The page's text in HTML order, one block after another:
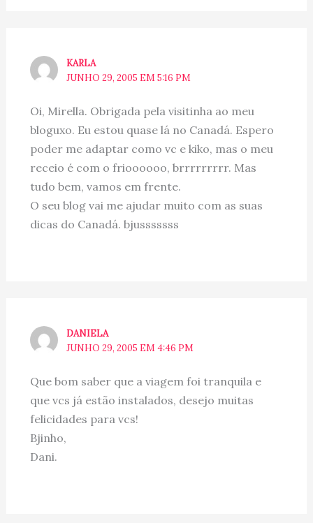
KARLA
JUNHO 29, 2005 EM 5:16 PM
Oi, Mirella. Obrigada pela visitinha ao meu
bloguxo. Eu estou quase lá no Canadá. Espero
poder me adaptar como vc e kiko, mas o meu
receio é com o frioooooo, brrrrrrrrr. Mas
tudo bem, vamos em frente.
O seu blog vai me ajudar muito com as suas
dicas do Canadá. bjusssssss
DANIELA
JUNHO 29, 2005 EM 4:46 PM
Que bom saber que a viagem foi tranquila e
que vcs já estão instalados, desejo muitas
felicidades para vcs!
Bjinho,
Dani.